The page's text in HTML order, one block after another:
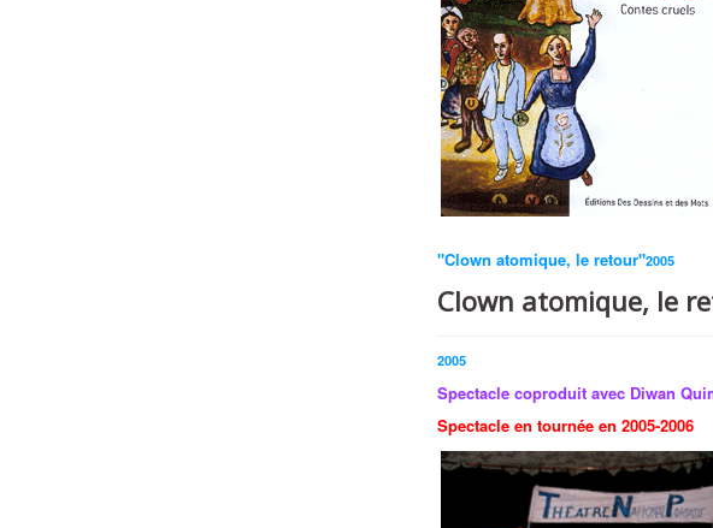
"Clown atomique, le retour"2005
Clown atomique, le
2005
Spectacle coproduit avec Diwan
Spectacle en tournée en 2005-2006